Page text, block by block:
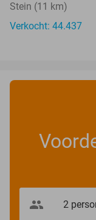
Stein (11 km)
Verkocht: 44.437